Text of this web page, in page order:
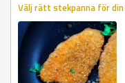
Välj rätt stekpanna för